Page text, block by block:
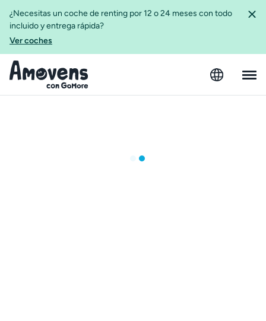
¿Necesitas un coche de renting por 12 o 24 meses con todo
incluido y entrega rápida?
Ver coches